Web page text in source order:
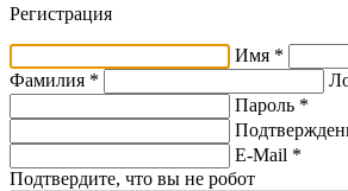
Регистрация
Имя *
Фамилия *
Пароль *
E-Mail *
Подтвердите, что вы не робот